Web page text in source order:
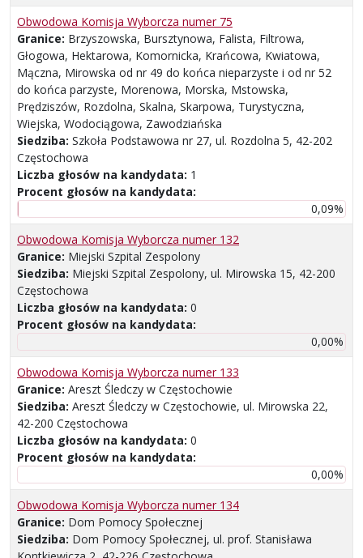
Obwodowa Komisja Wyborcza numer 75
Granice: Brzyszowska, Bursztynowa, Falista, Filtrowa,
Głogowa, Hektarowa, Komornicka, Krańcowa, Kwiatowa,
Mączna, Mirowska od nr 49 do końca nieparzyste i od nr 52
do końca parzyste, Morenowa, Morska, Mstowska,
Prędziszów, Rozdolna, Skalna, Skarpowa, Turystyczna,
Wiejska, Wodociągowa, Zawodziańska
Siedziba: Szkoła Podstawowa nr 27, ul. Rozdolna 5, 42-202
Częstochowa
Liczba głosów na kandydata: 1
Procent głosów na kandydata:
0,09%
Obwodowa Komisja Wyborcza numer 132
Granice: Miejski Szpital Zespolony
Siedziba: Miejski Szpital Zespolony, ul. Mirowska 15, 42-200
Częstochowa
Liczba głosów na kandydata: 0
Procent głosów na kandydata:
0,00%
Obwodowa Komisja Wyborcza numer 133
Granice: Areszt Śledczy w Częstochowie
Siedziba: Areszt Śledczy w Częstochowie, ul. Mirowska 22,
42-200 Częstochowa
Liczba głosów na kandydata: 0
Procent głosów na kandydata:
0,00%
Obwodowa Komisja Wyborcza numer 134
Granice: Dom Pomocy Społecznej
Siedziba: Dom Pomocy Społecznej, ul. prof. Stanisława